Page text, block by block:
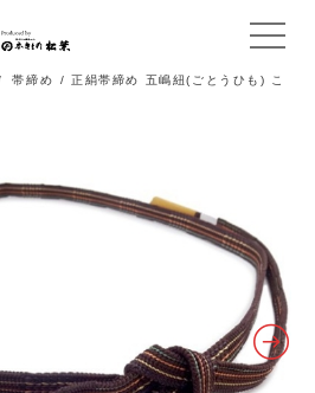
メ
ニ
帯締め
/ 正絹帯締め 五嶋紐(ごとうひも) こ